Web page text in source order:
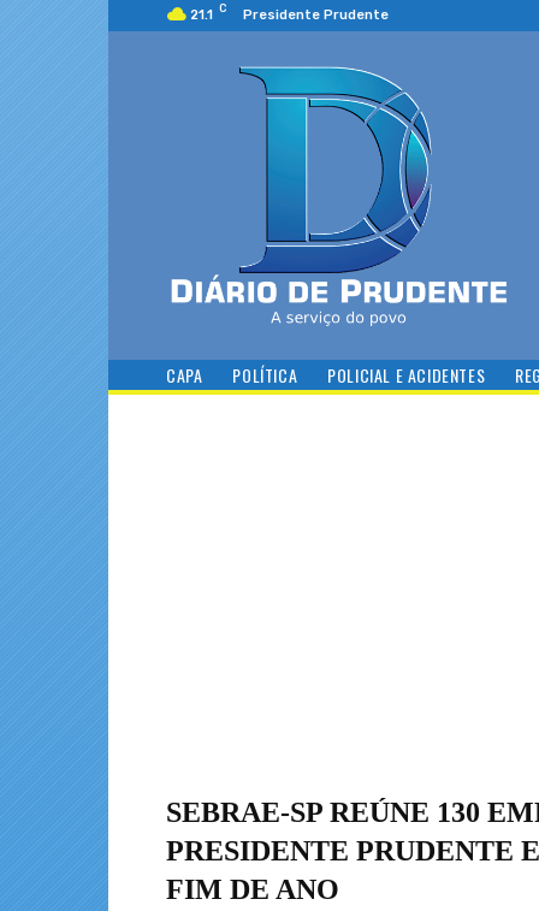
21.1 C Presidente Prudente
CAPA POLÍTICA POLICIAL E ACIDENTES
SEBRAE-SP REÚNE 130
PRESIDENTE PRUDENTE
FIM DE ANO